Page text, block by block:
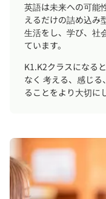
英語は未来への可能
えるだけの詰め込み
生活をし、学び、社
ています。
K1.K2クラスになる
なく 考える、感じ
ることをより大切に